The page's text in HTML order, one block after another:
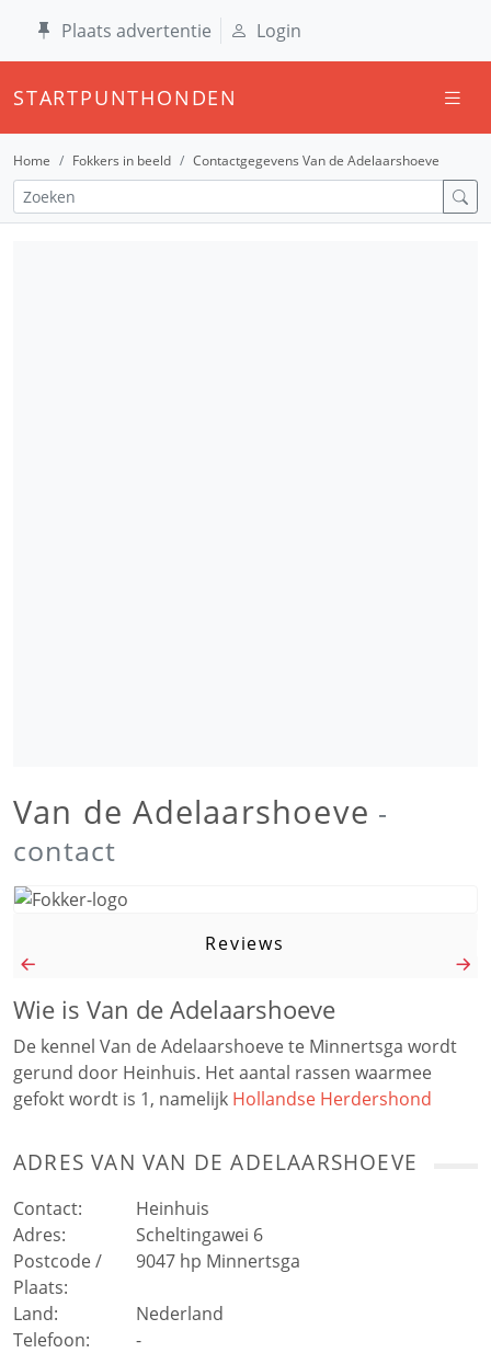
Plaats advertentie Login
STARTPUNTHONDEN
Home Fokkers in beeld Contactgegevens Van de Adelaarshoeve
Van de Adelaarshoeve -
contact
Reviews
Wie is Van de Adelaarshoeve
De kennel Van de Adelaarshoeve te Minnertsga wordt
gerund door Heinhuis. Het aantal rassen waarmee
gefokt wordt is 1, namelijk Hollandse Herdershond
ADRES VAN VAN DE ADELAARSHOEVE
Contact:
Heinhuis
Adres:
Scheltingawei 6
Postcode /
Plaats:
9047 hp Minnertsga
Land:
Nederland
Telefoon:
-